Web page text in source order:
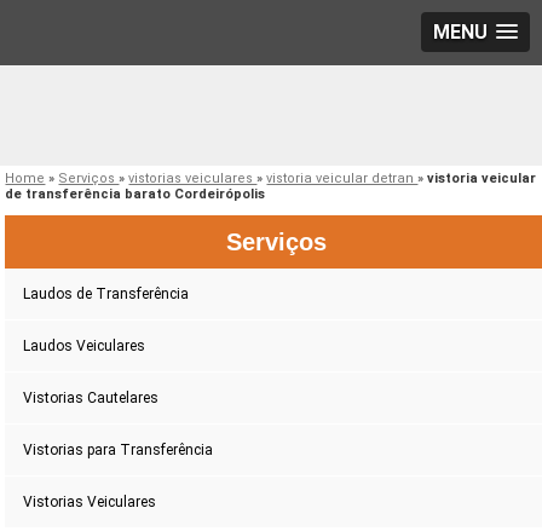
MENU
Home » Serviços»vistorias veiculares»vistoria veicular detran»vistoria veicular
de transferência barato Cordeirópolis
Serviços
Laudos de Transferência
Laudos Veiculares
Vistorias Cautelares
Vistorias para Transferência
Vistorias Veiculares